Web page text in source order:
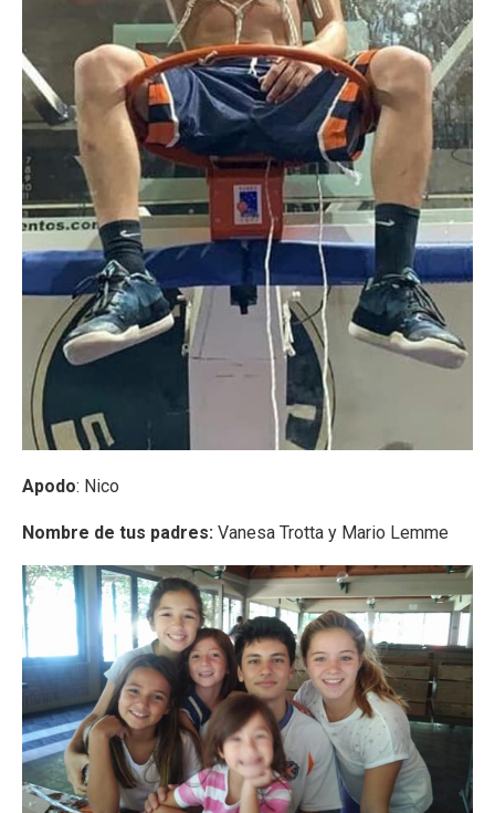
Apodo: Nico
Nombre de tus padres: Vanesa Trotta y Mario Lemme